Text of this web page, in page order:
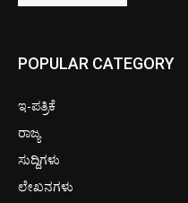
POPULAR CATEGORY
ಇ-ಪತ್ರಿಕೆ
ರಾಜ್ಯ
ಸುದ್ದಿಗಳು
ಲೇಖನಗಳು